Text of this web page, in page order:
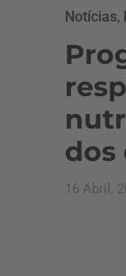
Notícias,
dos
16 Abril,